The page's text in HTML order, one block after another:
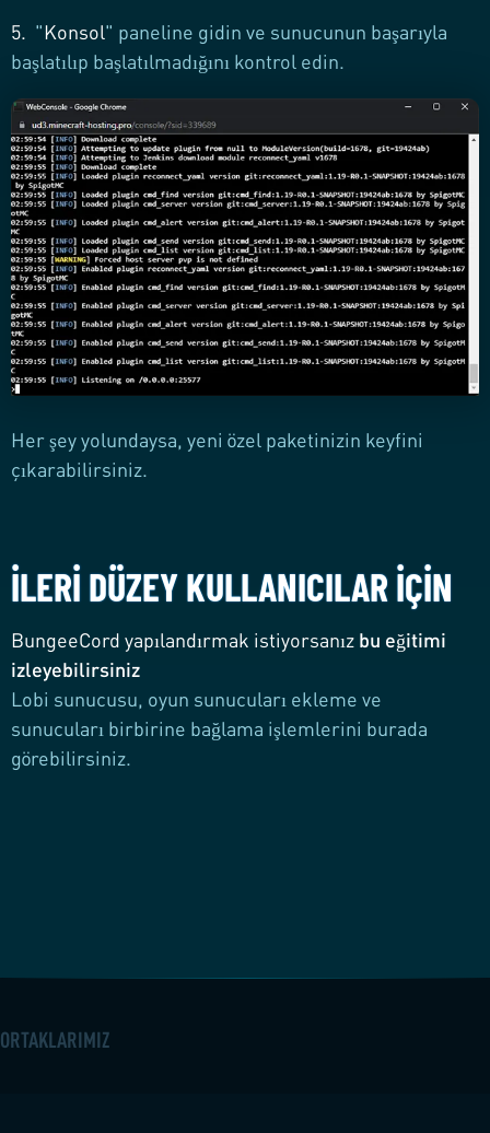
5. "Konsol" paneline gidin ve sunucunun başarıyla
başlatılıp başlatılmadığını kontrol edin.
Her şey yolundaysa, yeni özel paketinizin keyfini
çıkarabilirsiniz.
İLERI DÜZEY KULLANICILAR İÇIN
BungeeCord yapılandırmak istiyorsanız bu eğitimi
izleyebilirsiniz
Lobi sunucusu, oyun sunucuları ekleme ve
sunucuları birbirine bağlama işlemlerini burada
görebilirsiniz.
ORTAKLARIMIZ